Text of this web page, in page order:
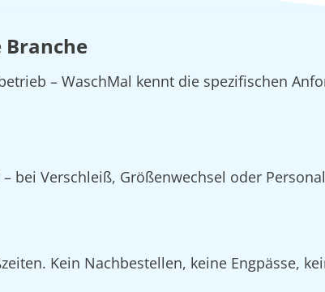
Branche
– WaschMal kennt die spezifischen
bei Verschleiß, Größenwechsel oder
Kein Nachbestellen, keine Engpässe,